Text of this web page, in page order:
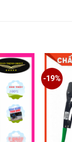
-19%